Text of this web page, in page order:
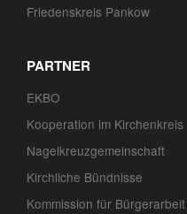
Friedenskreis Pankow
PARTNER
EKBO
Kooperation im Kirchenkreis
Nagelkreuzgemeinschaft
Kirchliche Bündnisse
Kommission für